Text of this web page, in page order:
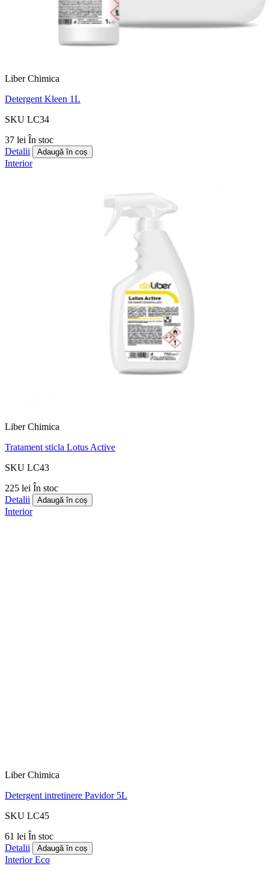
Liber Chimica
Detergent Kleen 1L
SKU LC34
37 lei În stoc
Detalii
Adaugă în coș
Interior
Liber Chimica
Tratament sticla Lotus Active
SKU LC43
225 lei În stoc
Detalii
Adaugă în coș
Interior
Liber Chimica
Detergent intretinere Pavidor 5L
SKU LC45
61 lei În stoc
Detalii
Adaugă în coș
Interior Eco